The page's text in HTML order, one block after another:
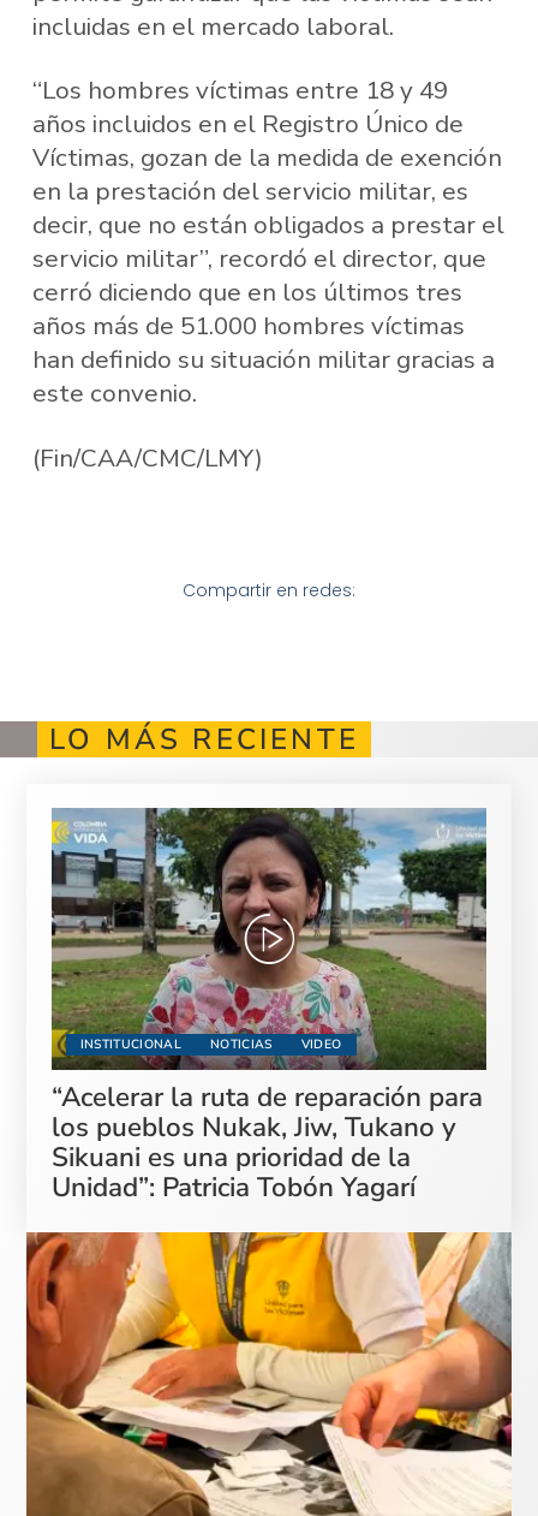
incluidas en el mercado laboral.
“Los hombres víctimas entre 18 y 49
años incluidos en el Registro Único de
Víctimas, gozan de la medida de exención
en la prestación del servicio militar, es
decir, que no están obligados a prestar el
servicio militar”, recordó el director, que
cerró diciendo que en los últimos tres
años más de 51.000 hombres víctimas
han definido su situación militar gracias a
este convenio.
(Fin/CAA/CMC/LMY)
Compartir en redes:
LO MÁS RECIENTE
INSTITUCIONAL NOTICIAS VIDEO
“Acelerar la ruta de reparación para
los pueblos Nukak, Jiw, Tukano y
Sikuani es una prioridad de la
Unidad”: Patricia Tobón Yagarí